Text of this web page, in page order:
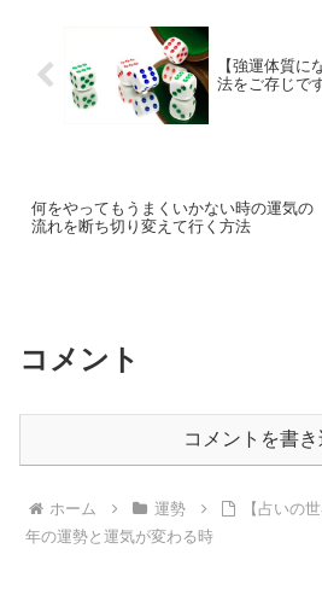
【強運体質に
法をご存じで
何をやってもうまくいかない時の運気の
流れを断ち切り変えて行く方法
コメント
コメントを書き
ホーム 運勢
【占いの
年の運勢と運気が変わる時